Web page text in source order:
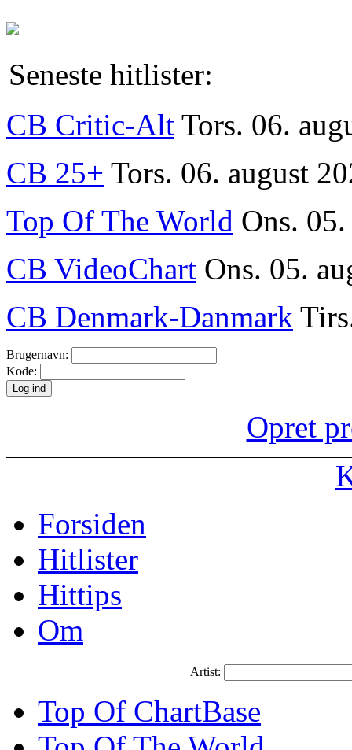
Seneste hitlister:
CB Critic-Alt Tors. 06.
CB 25+ Tors. 06. august
Top Of The World Ons.
CB VideoChart Ons. 05.
CB Denmark-Danmark
Brugernavn:
Kode:
Opret
Forsiden
Hitlister
Hittips
Om
Artist:
Top Of ChartBase